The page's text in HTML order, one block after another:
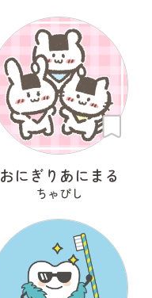
おにぎりあにまる
ちゃぴし